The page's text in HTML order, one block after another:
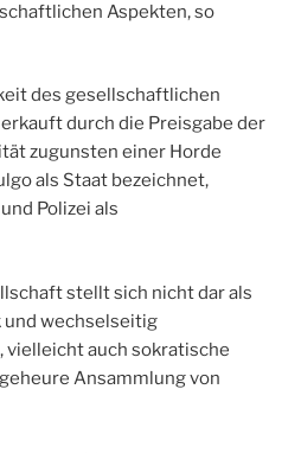
Aspekten, so
des gesellschaftlichen
durch die Preisgabe der
zugunsten einer Horde
als Staat bezeichnet,
Polizei als
stellt sich nicht dar als
wechselseitig
auch sokratische
Ansammlung von